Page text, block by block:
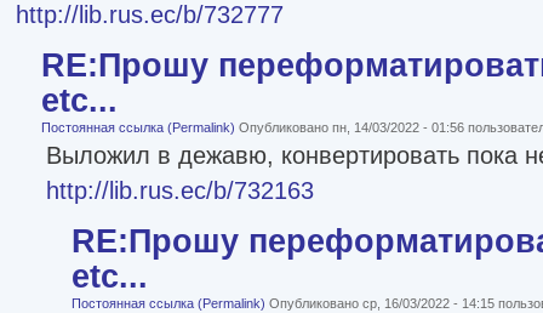
http://lib.rus.ec/b/732777
RE:Прошу
etc...
Постоянная ссылка (Permalink) Опубликовано пн, 14/03/2022 - 01:56
Выложил в дежавю, конвертировать пока
http://lib.rus.ec/b/732163
RE:Прошу
etc...
Постоянная ссылка (Permalink) Опубликовано ср, 16/03/2022 - 14:15